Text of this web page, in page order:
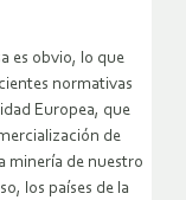
es obvio, lo que
normativas
Europea, que
de
minería de nuestro
los países de la